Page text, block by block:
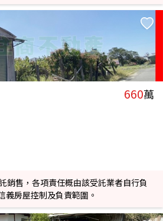
660萬
銷售，各項責任概由該受託業者自行負
義房屋控制及負責範圍。